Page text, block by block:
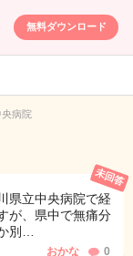
無料ダウンロード
病院
県立中央病院で経
が、県中で無痛分
別…
未回答
おかな 0